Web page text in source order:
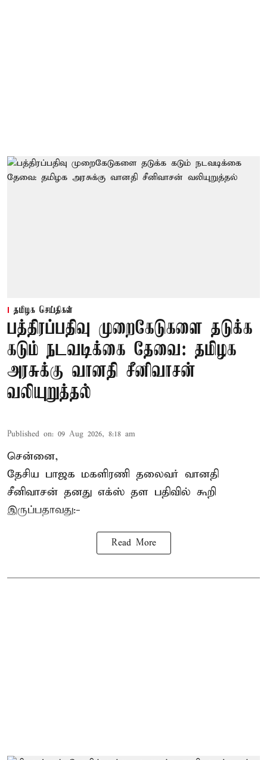
தமிழக செய்திகள்
பத்திரப்பதிவு முறைகேடுகளை தடுக்க
கடும் நடவடிக்கை தேவை: தமிழக
அரசுக்கு வானதி சீனிவாசன்
வலியுறுத்தல்
Published on: 09 Aug 2026, 8:18 am
சென்னை,
தேசிய பாஜக மகளிரணி தலைவர் வானதி
சீனிவாசன் தனது எக்ஸ் தள பதிவில் கூறி
இருப்பதாவது:-
Read More